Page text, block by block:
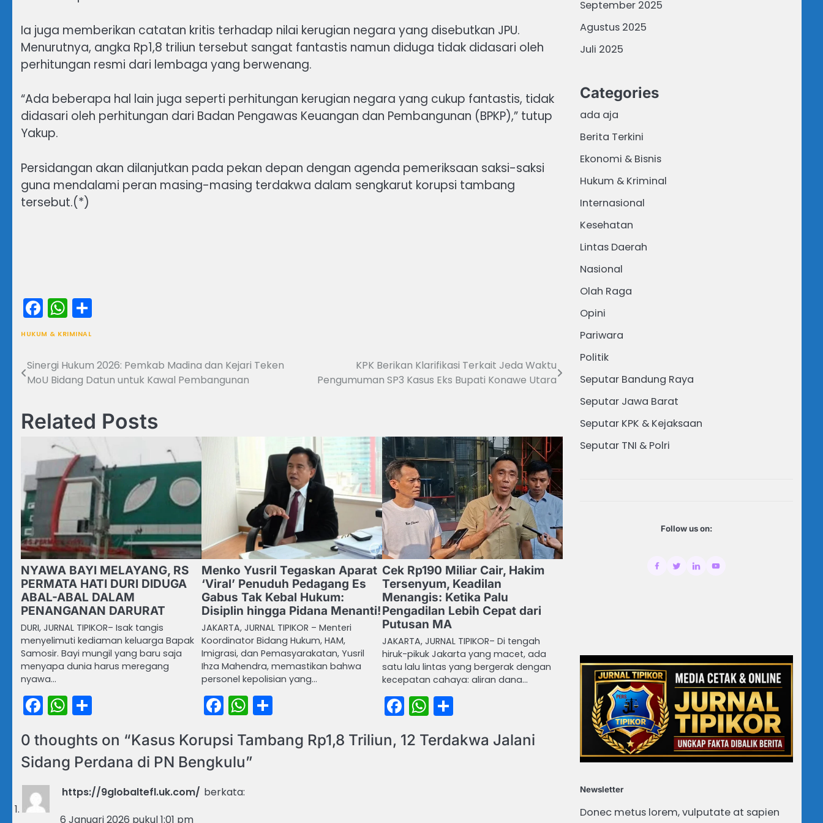
Ia juga memberikan catatan kritis terhadap nilai kerugian negara yang disebutkan JPU.
Menurutnya, angka Rp1,8 triliun tersebut sangat fantastis namun diduga tidak didasari oleh
perhitungan resmi dari lembaga yang berwenang.
“Ada beberapa hal lain juga seperti perhitungan kerugian negara yang cukup fantastis, tidak
didasari oleh perhitungan dari Badan Pengawas Keuangan dan Pembangunan (BPKP),” tutup
Yakup.
Persidangan akan dilanjutkan pada pekan depan dengan agenda pemeriksaan saksi-saksi
guna mendalami peran masing-masing terdakwa dalam sengkarut korupsi tambang
tersebut.(*)
Facebook
WhatsApp
HUKUM & KRIMINAL
Navigasi
Sinergi Hukum 2026: Pemkab Madina dan Kejari Teken
MoU Bidang Datun untuk Kawal Pembangunan
KPK Berikan Klarifikasi Terkait Jeda Waktu
Pengumuman SP3 Kasus Eks Bupati Konawe Utara
Related Posts
NYAWA BAYI MELAYANG, RS
PERMATA HATI DURI DIDUGA
ABAL-ABAL DALAM
PENANGANAN DARURAT
DURI, JURNAL TIPIKOR– Isak tangis
menyelimuti kediaman keluarga Bapak
Samosir. Bayi mungil yang baru saja
menyapa dunia harus meregang
nyawa…
Facebook
WhatsApp
Menko Yusril Tegaskan Aparat
‘Viral’ Penuduh Pedagang Es
Gabus Tak Kebal Hukum:
Disiplin hingga Pidana Menanti!
JAKARTA, JURNAL TIPIKOR – Menteri
Koordinator Bidang Hukum, HAM,
Imigrasi, dan Pemasyarakatan, Yusril
Ihza Mahendra, memastikan bahwa
personel kepolisian yang…
Facebook
WhatsApp
Share
Cek Rp190 Miliar Cair, Hakim
Tersenyum, Keadilan
Menangis: Ketika Palu
Pengadilan Lebih Cepat dari
Putusan MA
JAKARTA, JURNAL TIPIKOR– Di tengah
hiruk-pikuk Jakarta yang macet, ada
satu lalu lintas yang bergerak dengan
kecepatan cahaya: aliran dana…
Facebook
WhatsApp
Share
0 thoughts on “Kasus Korupsi Tambang Rp1,8 Triliun, 12 Terdakwa Jalani
Sidang Perdana di PN Bengkulu”
https://9globaltefl.uk.com/ berkata:
6 Januari 2026 pukul 1:01 pm
September 2025
Agustus 2025
Juli 2025
Categories
ada aja
Berita Terkini
Ekonomi & Bisnis
Hukum & Kriminal
Internasional
Kesehatan
Lintas Daerah
Nasional
Olah Raga
Opini
Pariwara
Politik
Seputar Bandung Raya
Seputar Jawa Barat
Seputar KPK & Kejaksaan
Seputar TNI & Polri
Follow us on:
Newsletter
Donec metus lorem, vulputate at sapien